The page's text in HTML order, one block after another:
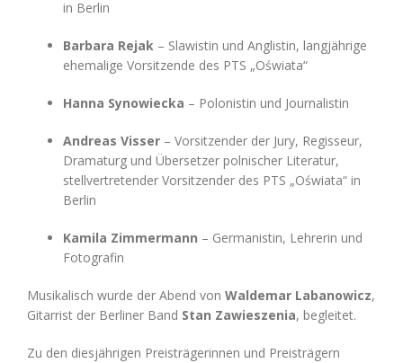
in Berlin
Barbara Rejak – Slawistin und Anglistin, langjährige
ehemalige Vorsitzende des PTS „Oświata“
Hanna Synowiecka – Polonistin und Journalistin
Andreas Visser – Vorsitzender der Jury, Regisseur,
Dramaturg und Übersetzer polnischer Literatur,
stellvertretender Vorsitzender des PTS „Oświata“ in
Berlin
Kamila Zimmermann – Germanistin, Lehrerin und
Fotografin
Musikalisch wurde der Abend von Waldemar Labanowicz,
Gitarrist der Berliner Band Stan Zawieszenia, begleitet.
Zu den diesjährigen Preisträgerinnen und Preisträgern